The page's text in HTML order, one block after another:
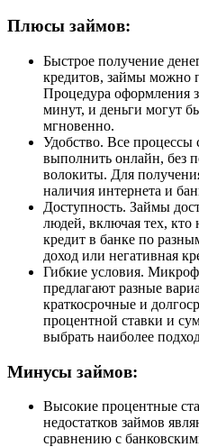
Плюсы займов:
Быстрое получение
кредитов, займы можно
Процедура оформления
минут, и деньги могут
мгновенно.
Удобство. Все
выполнить онлайн, без
волокиты. Для
наличия интернета и
Доступность. Займы
людей, включая тех, кто
кредит в банке по
доход или негативная
Гибкие условия.
предлагают разные
краткосрочные и
процентной ставки и
выбрать наиболее
Минусы займов:
Высокие процентные
недостатков займов
сравнению с